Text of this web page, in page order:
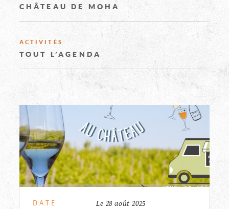
DE
MOHA
LE
CHÂTEAU
CHÂTEAU DE MOHA
ACTIVITÉS
TOUT L’AGENDA
DATE Le 28 août 2025